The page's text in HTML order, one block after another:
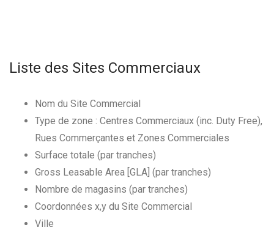
Liste des Sites Commerciaux
Nom du Site Commercial
Type de zone : Centres Commerciaux (inc. Duty Free),
Rues Commerçantes et Zones Commerciales
Surface totale (par tranches)
Gross Leasable Area [GLA] (par tranches)
Nombre de magasins (par tranches)
Coordonnées x,y du Site Commercial
Ville